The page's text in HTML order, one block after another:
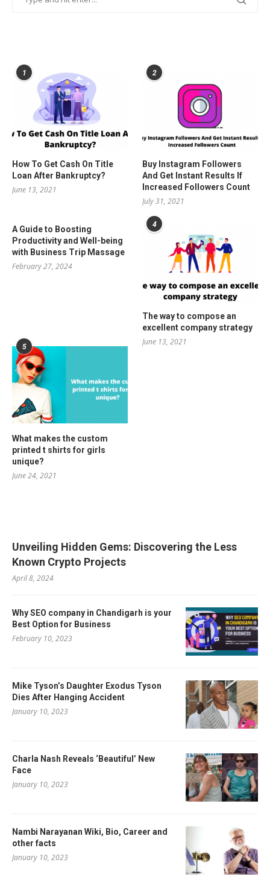
1
How To Get Cash On Title
Loan After Bankruptcy?
June 13, 2021
2
Buy Instagram Followers
And Get Instant Results If
Increased Followers Count
July 31, 2021
A Guide to Boosting
Productivity and Well-being
with Business Trip Massage
February 27, 2024
4
The way to compose an
excellent company strategy
June 13, 2021
5
What makes the custom
printed t shirts for girls
unique?
June 24, 2021
Unveiling Hidden Gems: Discovering the Less
Known Crypto Projects
April 8, 2024
Why SEO company in Chandigarh is your
Best Option for Business
February 10, 2023
Mike Tyson’s Daughter Exodus Tyson
Dies After Hanging Accident
January 10, 2023
Charla Nash Reveals ‘Beautiful’ New
Face
January 10, 2023
Nambi Narayanan Wiki, Bio, Career and
other facts
January 10, 2023